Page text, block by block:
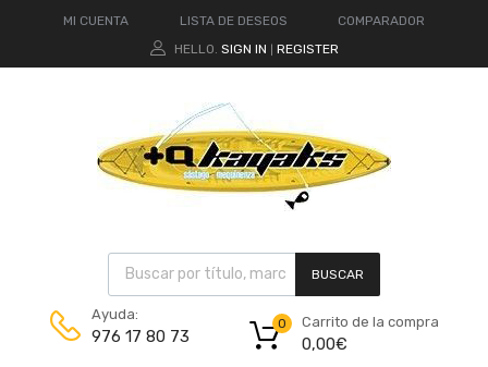
MI CUENTA LISTA DE DESEOS
COMPARADOR
HELLO. SIGN IN REGISTER
BUSCAR
Ayuda:
976 17 80 73
Carrito de la compra
0,00€
0